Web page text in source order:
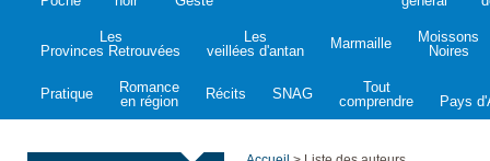
Les
Provinces Retrouvées
Les
veillées d'antan
Marmaille
Moissons
Noires
Pratique
Romance
en région
Récits SNAG
Tout
comprendre
Pays